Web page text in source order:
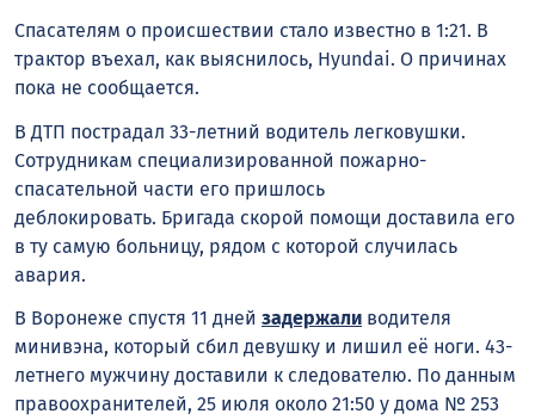
Спасателям о происшествии стало известно в 1:21. В
трактор въехал, как выяснилось, Hyundai. О причинах
пока не сообщается.
В ДТП пострадал 33-летний водитель легковушки.
Сотрудникам специализированной пожарно-
спасательной части его пришлось
деблокировать. Бригада скорой помощи доставила его
в ту самую больницу, рядом с которой случилась
авария.
В Воронеже спустя 11 дней задержали водителя
минивэна, который сбил девушку и лишил её ноги. 43-
летнего мужчину доставили к следователю. По данным
правоохранителей, 25 июля около 21:50 у дома № 253